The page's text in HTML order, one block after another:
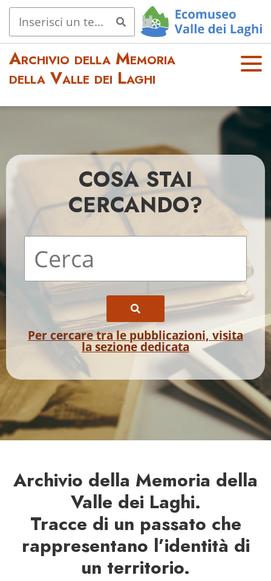
Archivio della Memoria
della Valle dei Laghi
OPE
COSA STAI
CERCANDO?
Per cercare tra le pubblicazioni, visita
la sezione dedicata
Archivio della Memoria della
Valle dei Laghi.
Tracce di un passato che
rappresentano l’identità di
un territorio.